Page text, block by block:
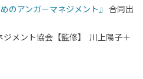
のアンガーマネジメント』 合同出
メント協会【監修】 川上陽子＋